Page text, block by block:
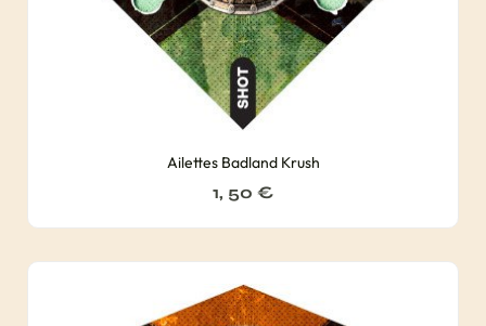
Ailettes Badland Krush
1, 50 €